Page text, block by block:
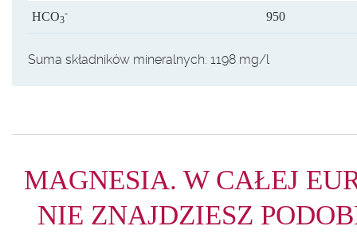
HCO3
- 950
Suma składników mineralnych: 1198 mg/l
MAGNESIA. W CAŁEJ
NIE ZNAJDZIESZ